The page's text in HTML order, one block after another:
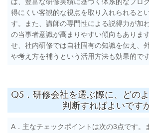
は、豊富な研修実績に基づく体系的なプロ
得にくい客観的な視点を取り入れられると
す。また、講師の専門性による説得力が加
の当事者意識が高まりやすい傾向もありま
せ、社内研修では自社固有の知識を伝え、
や考え方を補うという活用方法も効果的です
Q5．研修会社を選ぶ際に、どの
判断すればよいです
A．主なチェックポイントは次の3点です。